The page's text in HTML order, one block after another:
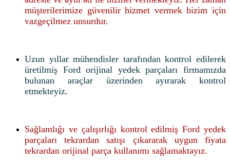
müşterilerimize güvenilir hizmet vermek bizim için
vazgeçilmez unsurdur.
Uzun yıllar mühendisler tarafından kontrol edilerek
üretilmiş Ford orijinal yedek parçaları firmamızda
bulunan araçlar üzerinden ayırarak kontrol
etmekteyiz.
Sağlamlığı ve çalışırlığı kontrol edilmiş Ford yedek
parçaları tekrardan satışı çıkararak uygun fiyata
tekrardan orijinal parça kullanımı sağlamaktayız.